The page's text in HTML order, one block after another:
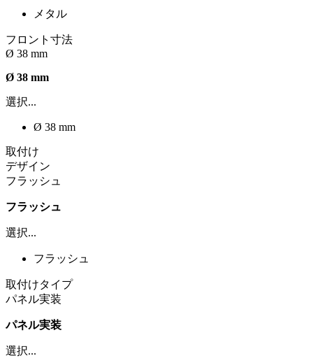
メタル
フロント寸法
Ø 38 mm
Ø 38 mm
選択...
Ø 38 mm
取付け
デザイン
フラッシュ
フラッシュ
選択...
フラッシュ
取付けタイプ
パネル実装
パネル実装
選択...